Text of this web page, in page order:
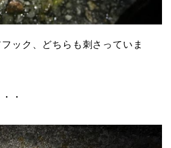
ック、どちらも刺さっていま
・